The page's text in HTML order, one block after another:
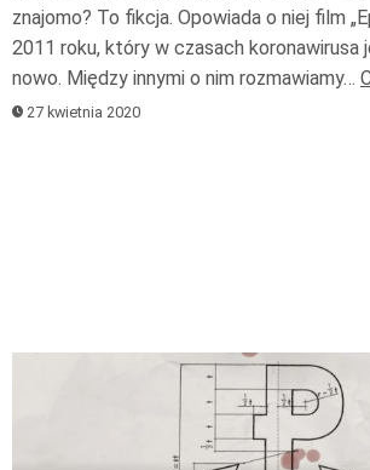
znajomo? To fikcja. Opowiada o niej film
2011 roku, który w czasach koronawirusa
nowo. Między innymi o nim rozmawiamy…
27 kwietnia 2020